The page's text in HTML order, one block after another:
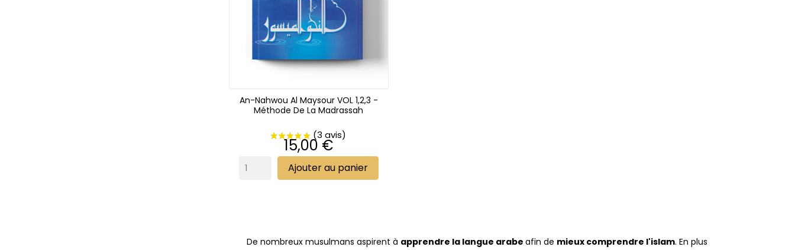
An-Nahwou Al Maysour VOL 1,2,3 -
Méthode De La Madrassah
Prix
15,00 €
Ajouter au panier
De nombreux musulmans aspirent à apprendre la langue arabe afin de mieux comprendre l'islam. En plus